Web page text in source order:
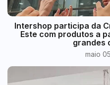
Intershop participa da
Este com produtos a
grandes
maio